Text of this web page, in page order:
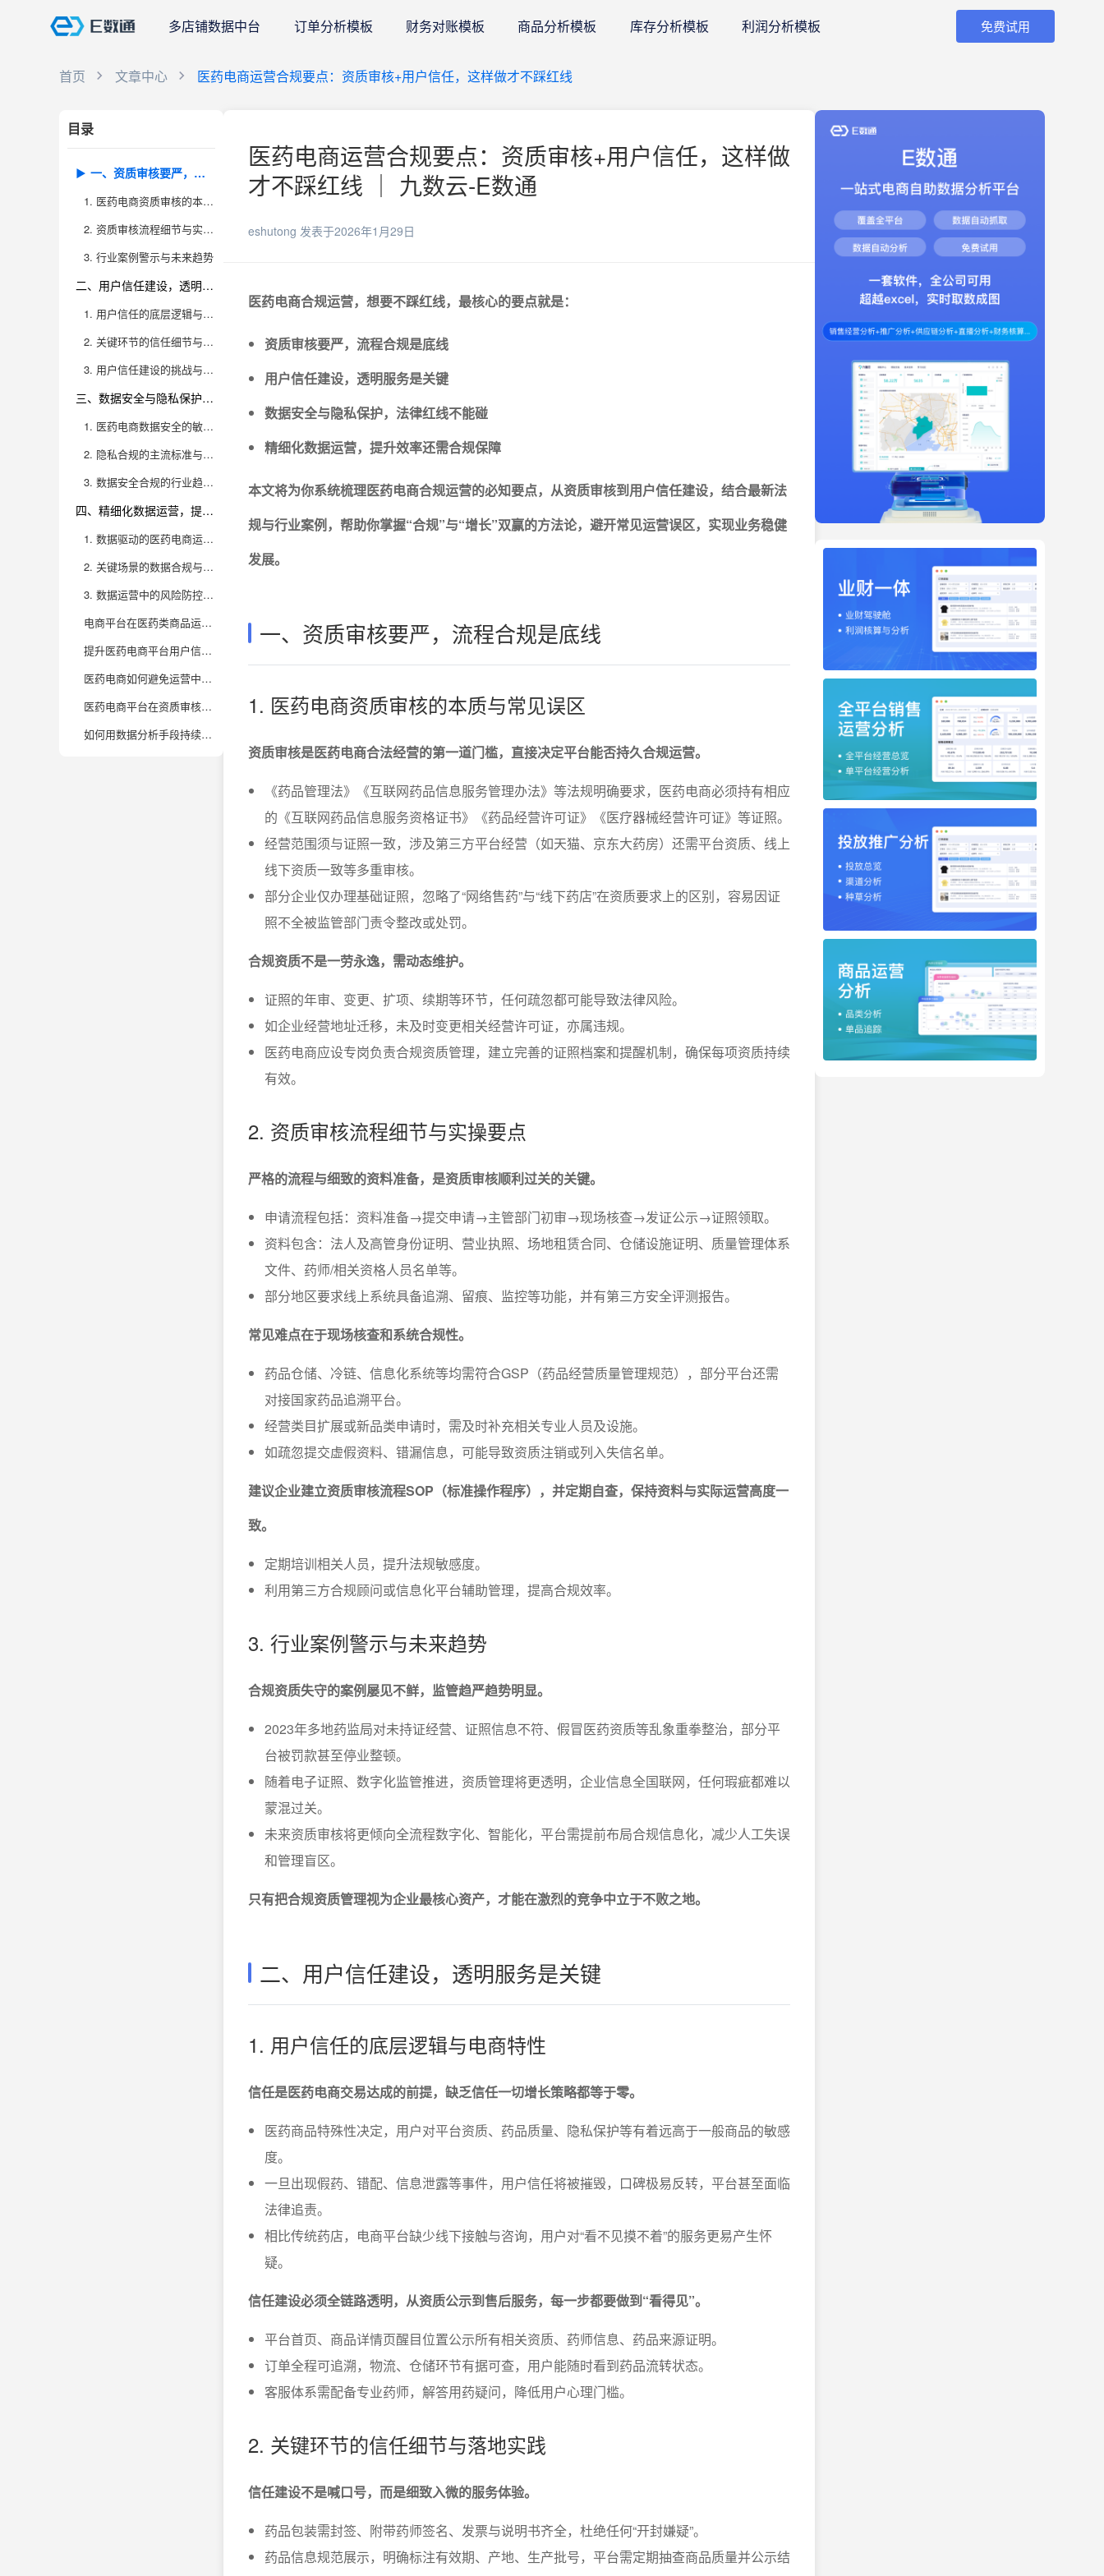
多店铺数据中台 订单分析模板 财务对账模板 商品分析模板 库存分析模板 利润分析模板 免费试用
首页 文章中心 医药电商运营合规要点：资质审核+用户信任，这样做才不踩红线
目录
一、资质审核要严，流程合规是底线
1. 医药电商资质审核的本质与常见误区
2. 资质审核流程细节与实操要点
3. 行业案例警示与未来趋势
二、用户信任建设，透明服务是关键
1. 用户信任的底层逻辑与电商特性
2. 关键环节的信任细节与落地实践
3. 用户信任建设的挑战与创新突破
三、数据安全与隐私保护，法律红线不能碰
1. 医药电商数据安全的敏感性
2. 隐私合规的主流标准与应对措施
3. 数据安全合规的行业趋势与创新场景
四、精细化数据运营，提升效率还需合规保障
1. 数据驱动的医药电商运营新格局
2. 关键场景的数据合规与效率提升
3. 数据运营中的风险防控与创新实践
电商平台在医药类商品运营时，资质审核具体有哪些关键环节？
提升医药电商平台用户信任感，有哪些有效的运营策略和数据指标可以衡量？
医药电商如何避免运营中踩合规红线？有哪些高发风险点需要重点规避？
医药电商平台在资质审核流程数字化建设中，有哪些实用的技术和管理建议？
如何用数据分析手段持续优化医药电商的合规运营和用户信任建设？
医药电商运营合规要点：资质审核+用户信任，这样做
才不踩红线 ｜ 九数云-E数通
eshutong 发表于2026年1月29日
医药电商合规运营，想要不踩红线，最核心的要点就是：
资质审核要严，流程合规是底线
用户信任建设，透明服务是关键
数据安全与隐私保护，法律红线不能碰
精细化数据运营，提升效率还需合规保障
本文将为你系统梳理医药电商合规运营的必知要点，从资质审核到用户信任建设，结合最新法
规与行业案例，帮助你掌握“合规”与“增长”双赢的方法论，避开常见运营误区，实现业务稳健
发展。
一、资质审核要严，流程合规是底线
1. 医药电商资质审核的本质与常见误区
资质审核是医药电商合法经营的第一道门槛，直接决定平台能否持久合规运营。
《药品管理法》《互联网药品信息服务管理办法》等法规明确要求，医药电商必须持有相应
的《互联网药品信息服务资格证书》《药品经营许可证》《医疗器械经营许可证》等证照。
经营范围须与证照一致，涉及第三方平台经营（如天猫、京东大药房）还需平台资质、线上
线下资质一致等多重审核。
部分企业仅办理基础证照，忽略了“网络售药”与“线下药店”在资质要求上的区别，容易因证
照不全被监管部门责令整改或处罚。
合规资质不是一劳永逸，需动态维护。
证照的年审、变更、扩项、续期等环节，任何疏忽都可能导致法律风险。
如企业经营地址迁移，未及时变更相关经营许可证，亦属违规。
医药电商应设专岗负责合规资质管理，建立完善的证照档案和提醒机制，确保每项资质持续
有效。
2. 资质审核流程细节与实操要点
严格的流程与细致的资料准备，是资质审核顺利过关的关键。
申请流程包括：资料准备→提交申请→主管部门初审→现场核查→发证公示→证照领取。
资料包含：法人及高管身份证明、营业执照、场地租赁合同、仓储设施证明、质量管理体系
文件、药师/相关资格人员名单等。
部分地区要求线上系统具备追溯、留痕、监控等功能，并有第三方安全评测报告。
常见难点在于现场核查和系统合规性。
药品仓储、冷链、信息化系统等均需符合GSP（药品经营质量管理规范），部分平台还需
对接国家药品追溯平台。
经营类目扩展或新品类申请时，需及时补充相关专业人员及设施。
如疏忽提交虚假资料、错漏信息，可能导致资质注销或列入失信名单。
建议企业建立资质审核流程SOP（标准操作程序），并定期自查，保持资料与实际运营高度一
致。
定期培训相关人员，提升法规敏感度。
利用第三方合规顾问或信息化平台辅助管理，提高合规效率。
3. 行业案例警示与未来趋势
合规资质失守的案例屡见不鲜，监管趋严趋势明显。
2023年多地药监局对未持证经营、证照信息不符、假冒医药资质等乱象重拳整治，部分平
台被罚款甚至停业整顿。
随着电子证照、数字化监管推进，资质管理将更透明，企业信息全国联网，任何瑕疵都难以
蒙混过关。
未来资质审核将更倾向全流程数字化、智能化，平台需提前布局合规信息化，减少人工失误
和管理盲区。
只有把合规资质管理视为企业最核心资产，才能在激烈的竞争中立于不败之地。
二、用户信任建设，透明服务是关键
1. 用户信任的底层逻辑与电商特性
信任是医药电商交易达成的前提，缺乏信任一切增长策略都等于零。
医药商品特殊性决定，用户对平台资质、药品质量、隐私保护等有着远高于一般商品的敏感
度。
一旦出现假药、错配、信息泄露等事件，用户信任将被摧毁，口碑极易反转，平台甚至面临
法律追责。
相比传统药店，电商平台缺少线下接触与咨询，用户对“看不见摸不着”的服务更易产生怀
疑。
信任建设必须全链路透明，从资质公示到售后服务，每一步都要做到“看得见”。
平台首页、商品详情页醒目位置公示所有相关资质、药师信息、药品来源证明。
订单全程可追溯，物流、仓储环节有据可查，用户能随时看到药品流转状态。
客服体系需配备专业药师，解答用药疑问，降低用户心理门槛。
2. 关键环节的信任细节与落地实践
信任建设不是喊口号，而是细致入微的服务体验。
药品包装需封签、附带药师签名、发票与说明书齐全，杜绝任何“开封嫌疑”。
药品信息规范展示，明确标注有效期、产地、生产批号，平台需定期抽查商品质量并公示结